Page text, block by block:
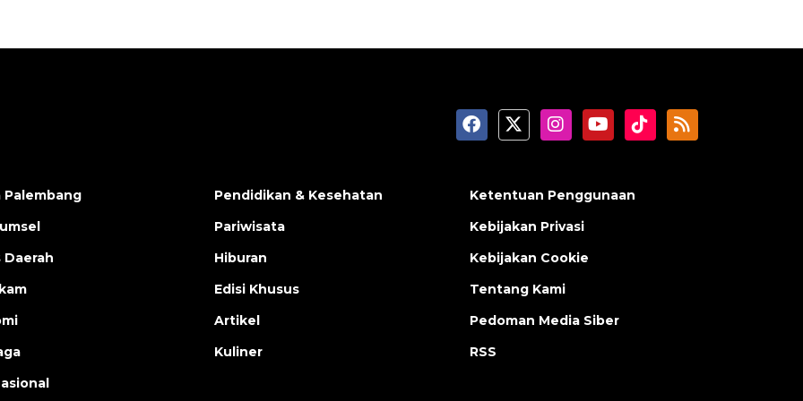
Pendidikan & Kesehatan
Pariwisata
Hiburan
Edisi Khusus
Artikel
Kuliner
Ketentuan Penggunaan
Kebijakan Privasi
Kebijakan Cookie
Tentang Kami
Pedoman Media Siber
RSS